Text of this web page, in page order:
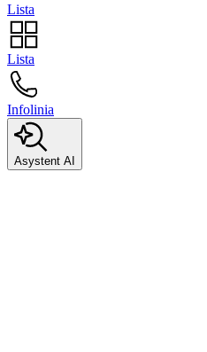
Lista
Lista
Infolinia
Asystent AI